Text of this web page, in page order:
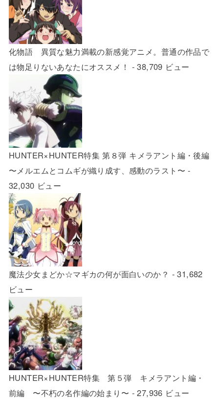
化物語 異質な魅力満載の新感覚アニメ。普通の作品で
は物足りないあなたにオススメ！ - 38,709 ビュー
HUNTER×HUNTER特集 第８弾 キメラアント編・後編
〜メルエムとコムギが織り成す、感動のラスト〜 -
32,030 ビュー
魔法少女まどか☆マギカの何が面白いのか？ - 31,682
ビュー
HUNTER×HUNTER特集 第５弾 キメラアント編・
前編 〜不朽の名作編の始まり〜 - 27,936 ビュー